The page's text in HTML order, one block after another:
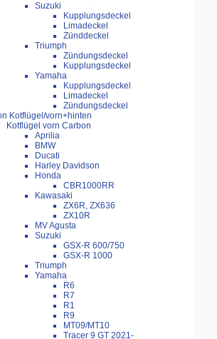
Suzuki
Kupplungsdeckel
Limadeckel
Zünddeckel
Triumph
Zündungsdeckel
Kupplungsdeckel
Yamaha
Kupplungsdeckel
Limadeckel
Zündungsdeckel
Kotflügel/vorn+hinten
Kotflügel vorn Carbon
Aprilia
BMW
Ducati
Harley Davidson
Honda
CBR1000RR
Kawasaki
ZX6R, ZX636
ZX10R
MV Agusta
Suzuki
GSX-R 600/750
GSX-R 1000
Triumph
Yamaha
R6
R7
R1
R9
MT09/MT10
Tracer 9 GT 2021-